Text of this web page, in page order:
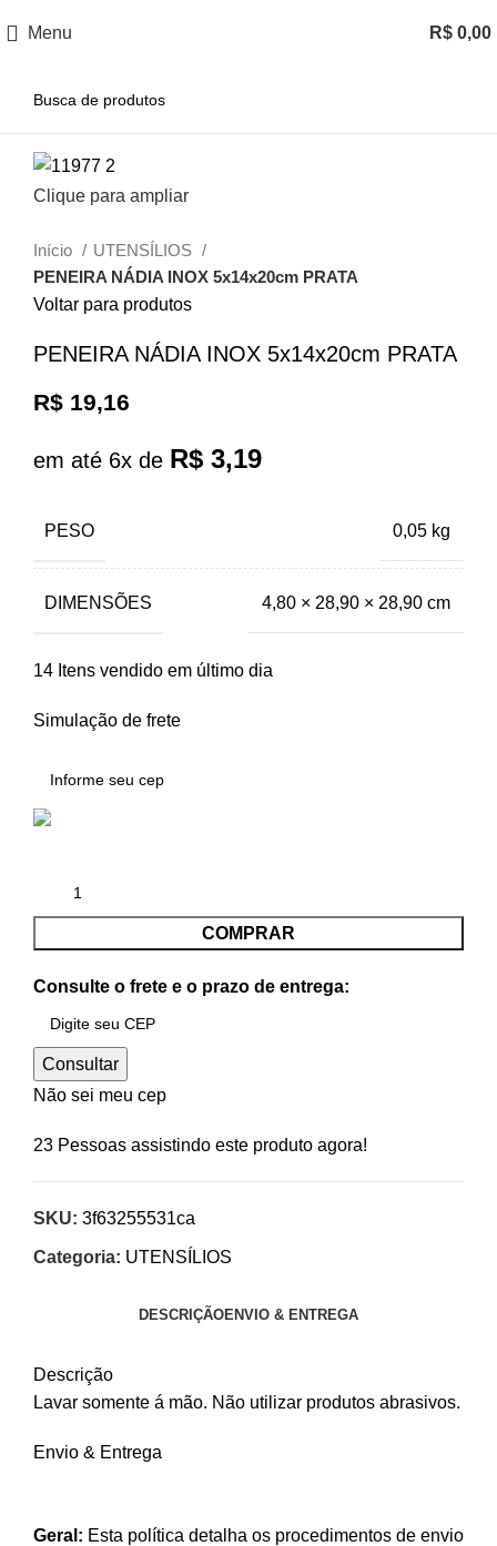
Menu R$ 0,00
Clique para ampliar
Início
UTENSÍLIOS
PENEIRA NÁDIA INOX 5x14x20cm PRATA
Voltar para produtos
PENEIRA NÁDIA INOX 5x14x20cm PRATA
R$ 19,16
em até 6x de R$ 3,19
PESO 0,05 kg
DIMENSÕES 4,80 × 28,90 × 28,90 cm
14 Itens vendido em último dia
Simulação de frete
COMPRAR
Consulte o frete e o prazo de entrega:
Consultar
Não sei meu cep
23 Pessoas assistindo este produto agora!
SKU: 3f63255531ca
Categoria: UTENSÍLIOS
DESCRIÇÃOENVIO & ENTREGA
Descrição
Lavar somente á mão. Não utilizar produtos abrasivos.
Envio & Entrega
Geral: Esta política detalha os procedimentos de envio